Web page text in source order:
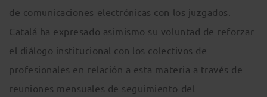
de comunicaciones electrónicas con los juzgados.
Catalá ha expresado asimismo su voluntad de reforzar
el diálogo institucional con los colectivos de
profesionales en relación a esta materia a través de
reuniones mensuales de seguimiento del